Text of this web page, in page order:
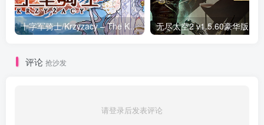
十字军骑士/Krzyzacy – The Knights of the Cross v3.0.15|策略模拟|容量2.3GB|免安装绿色中文版
评论 抢沙发
请登录后发表评论